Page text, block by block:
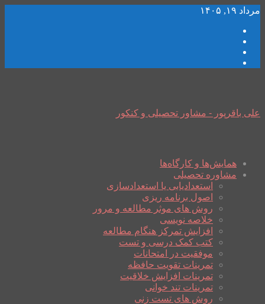
مرداد ۱۹, ۱۴۰۵
علی باقرپور - مشاور تحصیلی و کنکور
همایش‌ها و کارگاه‌ها
مشاوره تحصیلی
استعدادیابی یا استعدادسازی
اصول برنامه ریزی
روش های موثر مطالعه و مرور
خلاصه نویسی
افزایش تمرکز هنگام مطالعه
کتب کمک درسی و تست
موفقیت در امتحانات
تمرینات تقویت حافظه
تمرینات افزایش خلاقیت
تمرینات تند خوانی
روش های تست زنی